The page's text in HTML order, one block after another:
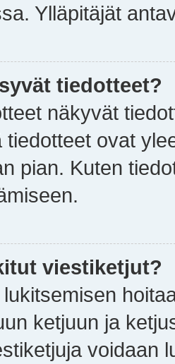
Ylläpitäjät
tiedotteet?
näkyvät
tiedotteet ovat
pian. Kuten
viestiketjut?
ketjuun ja
voidaan